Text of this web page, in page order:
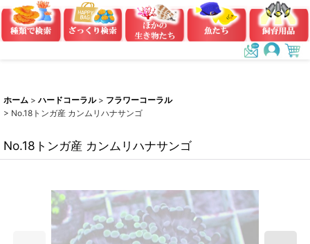
ホーム > ハードコーラル > フラワーコーラル
> No.18トンガ産 カンムリハナサンゴ
No.18トンガ産 カンムリハナサンゴ